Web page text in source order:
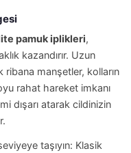
pamuk iplikleri,
kazandırır. Uzun
ribana manşetler, kolların
rahat hareket imkanı
dışarı atarak cildinizin
taşıyın: Klasik